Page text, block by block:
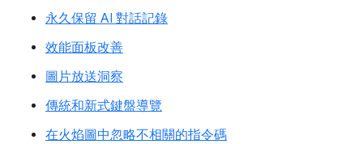
永久保留 AI 對話記錄
效能面板改善
圖片放送洞察
傳統和新式鍵盤導覽
在火焰圖中忽略不相關的指令碼